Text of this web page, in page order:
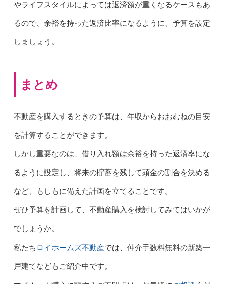
やライフスタイルによっては返済額が重くなるケースもあ
るので、余裕を持った返済比率になるように、予算を設定
しましょう。
まとめ
不動産を購入するときの予算は、年収からおおむねの目安
を計算することができます。
しかし重要なのは、借り入れ額は余裕を持った返済率にな
るように設定し、将来の貯蓄を残して頭金の割合を決める
など、もしもに備えた計画を立てることです。
ぜひ予算を計画して、不動産購入を検討してみてはいかが
でしょうか。
私たち ロイホームズ不動産では、仲介手数料無料の新築一
戸建てなどもご紹介中です。